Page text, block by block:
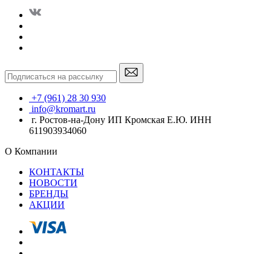
+7 (961) 28 30 930
info@kromart.ru
г. Ростов-на-Дону ИП Кромская Е.Ю. ИНН
611903934060
О Компании
КОНТАКТЫ
НОВОСТИ
БРЕНДЫ
АКЦИИ